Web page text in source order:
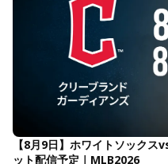
【8月9日】ホワイトソック
ット配信予定｜MLB2026